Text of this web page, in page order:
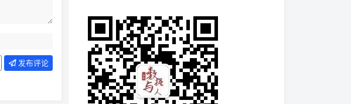
发布评论